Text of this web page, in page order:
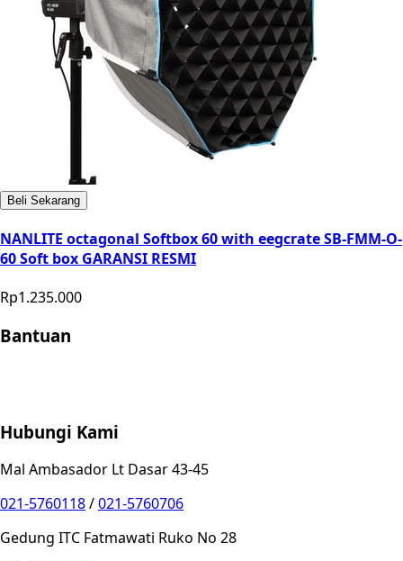
Beli Sekarang
NANLITE octagonal Softbox 60 with eegcrate SB-FMM-O-
60 Soft box GARANSI RESMI
Rp1.235.000
Bantuan
Hubungi Kami
Mal Ambasador Lt Dasar 43-45
021-5760118/021-5760706
Gedung ITC Fatmawati Ruko No 28